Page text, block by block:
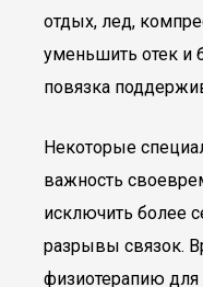
отдых, лед,
уменьшить отек и
повязка
Некоторые
важность
исключить более
разрывы связок.
физиотерапию для